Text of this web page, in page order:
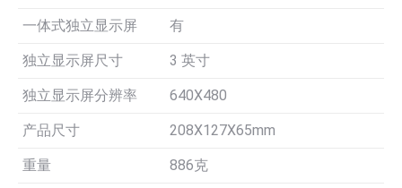
一体式独立显示屏 有
独立显示屏尺寸 3 英寸
独立显示屏分辨率 640X480
产品尺寸 208X127X65mm
重量 886克